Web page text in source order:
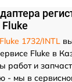
1732/INTL
Fluke в
работ и
- мы в